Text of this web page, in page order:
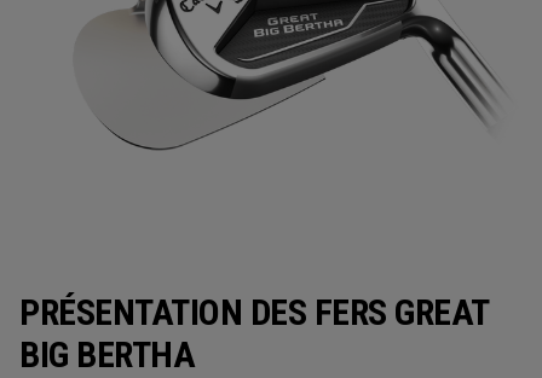
PRÉSENTATION DES FERS GREAT
BIG BERTHA